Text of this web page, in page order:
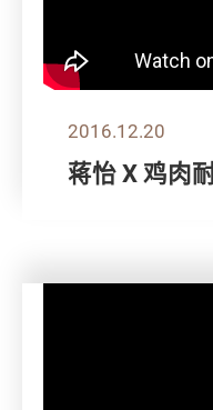
2016.12.20
蒋怡 X 鸡肉